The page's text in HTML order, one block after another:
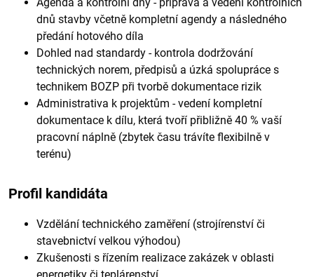
dnů stavby včetně kompletní agendy a následného
předání hotového díla
Dohled nad standardy - kontrola dodržování
technických norem, předpisů a úzká spolupráce s
technikem BOZP při tvorbě dokumentace rizik
Administrativa k projektům - vedení kompletní
dokumentace k dílu, která tvoří přibližně 40 % vaší
pracovní náplně (zbytek času trávíte flexibilně v
terénu)
Profil kandidáta
Vzdělání technického zaměření (strojírenství či
stavebnictví velkou výhodou)
Zkušenosti s řízením realizace zakázek v oblasti